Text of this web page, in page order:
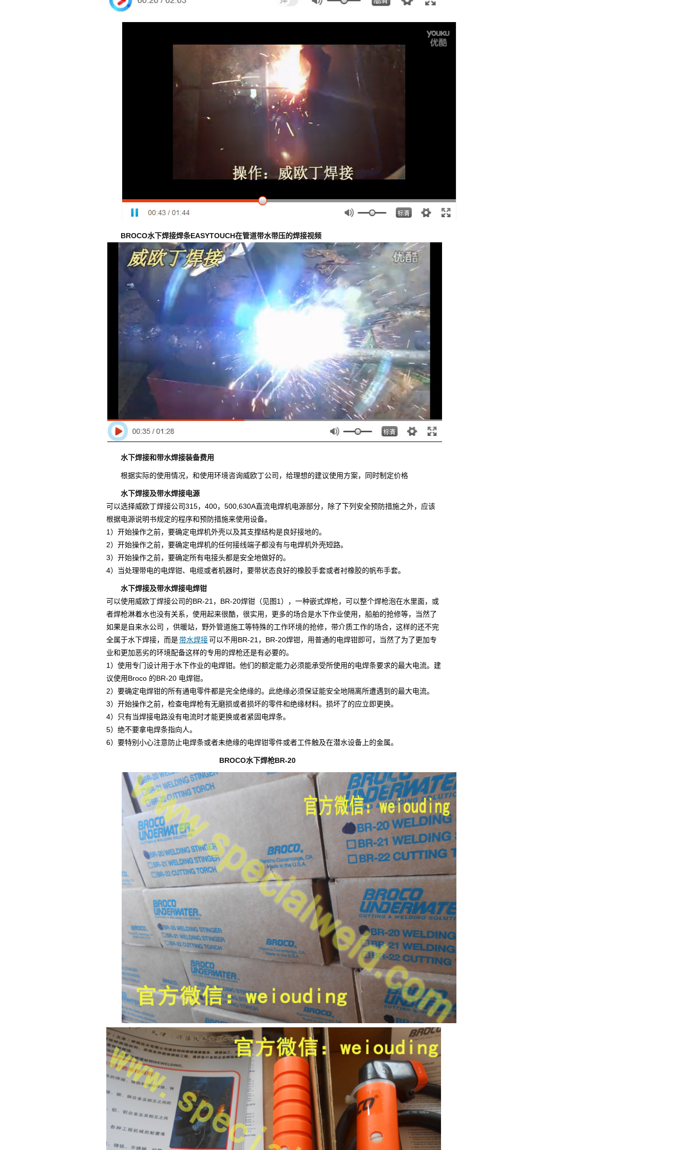
BROCO水下焊接焊条EASYTOUCH在管道带水带压的焊接视频
水下焊接和带水焊接装备费用
根据实际的使用情况，和使用环境咨询威欧丁公司，给理想的建议使用方案，同时制定价格
水下焊接及带水焊接电源
可以选择威欧丁焊接公司315，400，500,630A直流电焊机电源部分，除了下列安全预防措施之外，应该
根据电源说明书规定的程序和预防措施来使用设备。
1）开始操作之前，要确定电焊机外壳以及其支撑结构是良好接地的。
2）开始操作之前，要确定电焊机的任何接线端子都没有与电焊机外壳短路。
3）开始操作之前，要确定所有电接头都是安全地做好的。
4）当处理带电的电焊钳、电缆或者机器时，要带状态良好的橡胶手套或者衬橡胶的帆布手套。
水下焊接及带水焊接电焊钳
可以使用威欧丁焊接公司的BR-21，BR-20焊钳（见图1），一种嵌式焊枪，可以整个焊枪泡在水里面，或
者焊枪淋着水也没有关系，使用起来很酷，很实用，更多的场合是水下作业使用，船舶的抢修等，当然了
如果是自来水公司 ，供暖站，野外管道施工等特殊的工作环境的抢修，带介质工作的场合，这样的还不完
全属于水下焊接，而是带水焊接可以不用BR-21，BR-20焊钳，用普通的电焊钳即可，当然了为了更加专
业和更加恶劣的环境配备这样的专用的焊枪还是有必要的。
1）使用专门设计用于水下作业的电焊钳。他们的额定能力必须能承受所使用的电焊条要求的最大电流。建
议使用Broco 的BR-20 电焊钳。
2）要确定电焊钳的所有通电零件都是完全绝缘的。此绝缘必须保证能安全地隔离所遭遇到的最大电流。
3）开始操作之前，检查电焊枪有无磨损或者损坏的零件和绝缘材料。损坏了的应立即更换。
4）只有当焊接电路没有电流时才能更换或者紧固电焊条。
5）绝不要拿电焊条指向人。
6）要特别小心注意防止电焊条或者未绝缘的电焊钳零件或者工件触及在潜水设备上的金属。
BROCO水下焊枪BR-20